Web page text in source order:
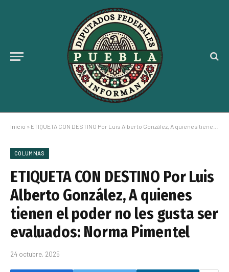
Inicio » ETIQUETA CON DESTINO Por Luis Alberto González, A quienes tienen el poder no les gusta ser evaluados: Norma Pimentel
COLUMNAS
ETIQUETA CON DESTINO Por Luis
Alberto González, A quienes
tienen el poder no les gusta ser
evaluados: Norma Pimentel
24 octubre, 2025